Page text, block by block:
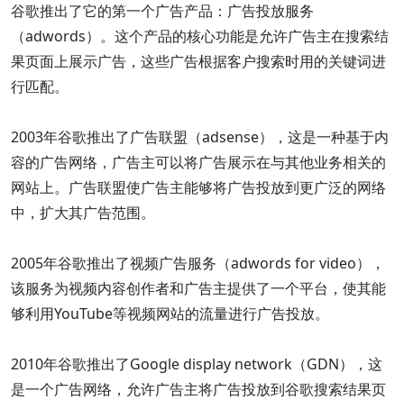
谷歌推出了它的第一个广告产品：广告投放服务
（adwords）。这个产品的核心功能是允许广告主在搜索结
果页面上展示广告，这些广告根据客户搜索时用的关键词进
行匹配。
2003年谷歌推出了广告联盟（adsense），这是一种基于内
容的广告网络，广告主可以将广告展示在与其他业务相关的
网站上。广告联盟使广告主能够将广告投放到更广泛的网络
中，扩大其广告范围。
2005年谷歌推出了视频广告服务（adwords for video），
该服务为视频内容创作者和广告主提供了一个平台，使其能
够利用YouTube等视频网站的流量进行广告投放。
2010年谷歌推出了Google display network（GDN），这
是一个广告网络，允许广告主将广告投放到谷歌搜索结果页